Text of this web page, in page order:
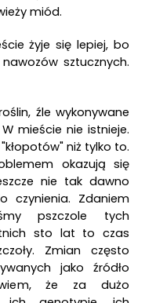
miód.
żyje się lepiej, bo
sztucznych.
źle wykonywane
mieście nie istnieje.
niż tylko to.
okazują się
nie tak dawno
czynienia. Zdaniem
pszczole tych
sto lat to czas
Zmian często
jako źródło
że za dużo